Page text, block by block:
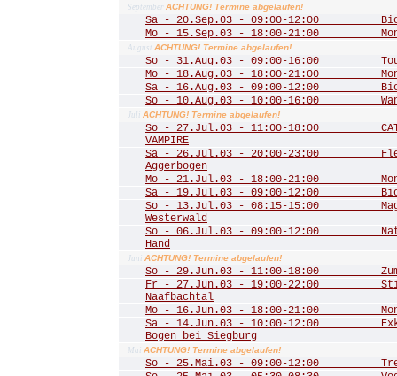
September ACHTUNG! Termine abgelaufen!
Sa - 20.Sep.03 - 09:00-12:00
Mo - 15.Sep.03 - 18:00-21:00
August ACHTUNG! Termine abgelaufen!
So - 31.Aug.03 - 09:00-16:00 Tour
Mo - 18.Aug.03 - 18:00-21:00
Sa - 16.Aug.03 - 09:00-12:00
So - 10.Aug.03 - 10:00-16:00
Juli ACHTUNG! Termine abgelaufen!
So - 27.Jul.03 - 11:00-18:00 CATS
VAMPIRE
Sa - 26.Jul.03 - 20:00-23:00
Aggerbogen
Mo - 21.Jul.03 - 18:00-21:00
Sa - 19.Jul.03 - 09:00-12:00
So - 13.Jul.03 - 08:15-15:00
Westerwald
So - 06.Jul.03 - 09:00-12:00
Hand
Juni ACHTUNG! Termine abgelaufen!
So - 29.Jun.03 - 11:00-18:00 Zum
Fr - 27.Jun.03 - 19:00-22:00
Naafbachtal
Mo - 16.Jun.03 - 18:00-21:00
Sa - 14.Jun.03 - 10:00-12:00
Bogen bei Siegburg
Mai ACHTUNG! Termine abgelaufen!
So - 25.Mai.03 - 09:00-12:00